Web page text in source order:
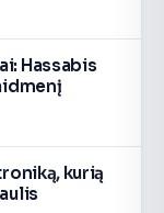
Hassabis
kurią